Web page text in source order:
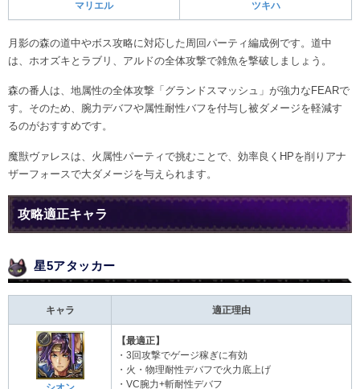
マリエル ツキハ
月影の森の道中やボス攻略に対応した周回パーティ編成例です。道中
は、ホオズキとラブリ、アルドの全体攻撃で雑魚を撃破しましょう。
森の番人は、地属性の全体攻撃「グランドスマッシュ」が強力なFEARで
す。そのため、腕力デバフや属性耐性バフを付与し被ダメージを軽減す
るのがおすすめです。
魔獣ヴァレスは、火属性パーティで挑むことで、効率良くHPを削りアナ
ザーフォースで大ダメージを与えられます。
攻略適正キャラ
星5アタッカー
キャラ 適正理由
【最適正】
・3回攻撃でゲージ稼ぎに有効
・火・物理耐性デバフで火力底上げ
・VC腕力+斬耐性デバフ